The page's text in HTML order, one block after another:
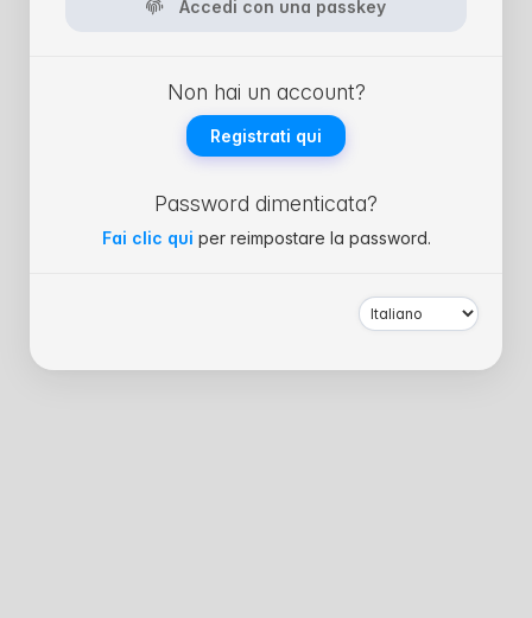
Accedi con una passkey
Non hai un account?
Registrati qui
Password dimenticata?
Fai clic qui per reimpostare la password.